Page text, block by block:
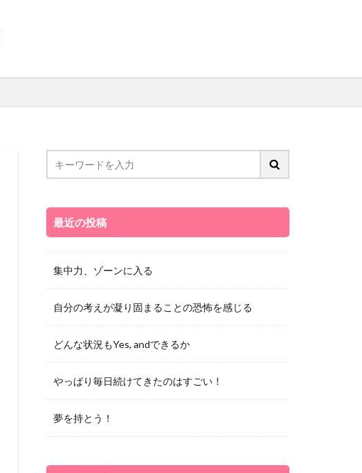
最近の投稿
集中力、ゾーンに入る
自分の考えが凝り固まることの恐怖を感じる
どんな状況もYes, andできるか
やっぱり毎日続けてきたのはすごい！
夢を持とう！